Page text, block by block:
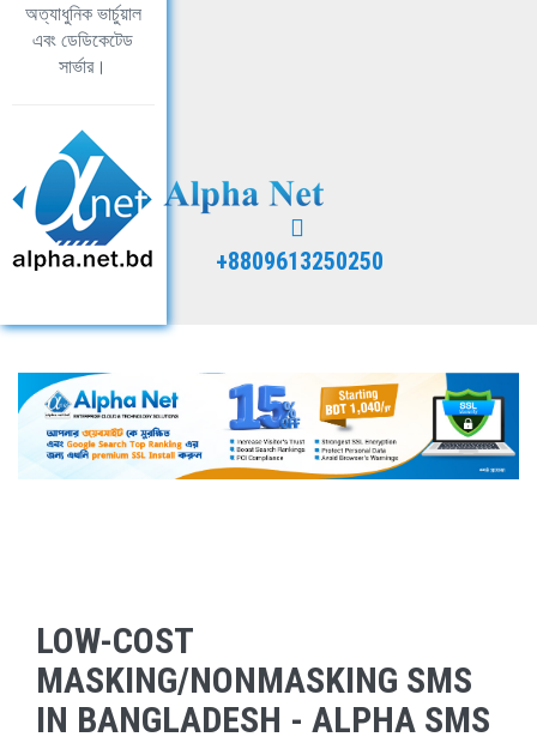
অত্যাধুনিক ভার্চুয়াল
এবং ডেডিকেটেড
সার্ভার।
+8809613250250
LOW-COST
MASKING/NONMASKING SMS
IN BANGLADESH - ALPHA SMS